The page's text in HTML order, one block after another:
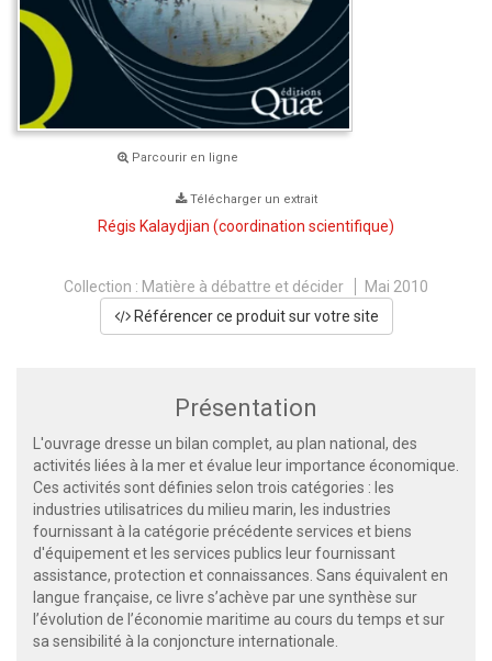
Parcourir en ligne
Télécharger un extrait
Régis Kalaydjian (coordination scientifique)
Collection : Matière à débattre et décider
Mai 2010
Référencer ce produit sur votre site
Présentation
L'ouvrage dresse un bilan complet, au plan national, des
activités liées à la mer et évalue leur importance économique.
Ces activités sont définies selon trois catégories : les
industries utilisatrices du milieu marin, les industries
fournissant à la catégorie précédente services et biens
d'équipement et les services publics leur fournissant
assistance, protection et connaissances. Sans équivalent en
langue française, ce livre s’achève par une synthèse sur
l’évolution de l’économie maritime au cours du temps et sur
sa sensibilité à la conjoncture internationale.